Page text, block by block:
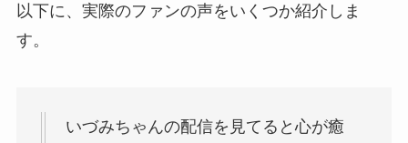
以下に、実際のファンの声をいくつか紹介しま
す。
いづみちゃんの配信を見てると心が癒